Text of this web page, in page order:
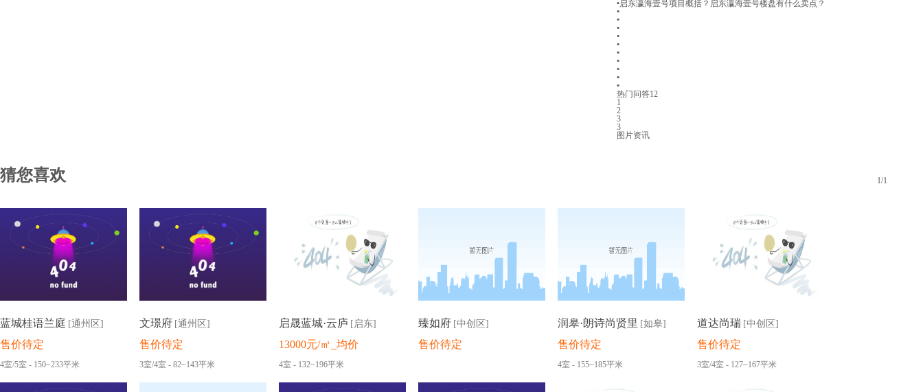
•启东瀛海壹号项目概括？启东瀛海壹号楼盘有什么卖点？
•
•
•
•
•
•
•
•
•
•
热门问答12
1
2
3
3
图片资讯
猜您喜欢 1/1
蓝城桂语兰庭 [通州区]
售价待定
4室/5室 - 150~233平米
文璟府 [通州区]
售价待定
3室/4室 - 82~143平米
启晟蓝城·云庐 [启东]
13000元/㎡_均价
4室 - 132~196平米
臻如府 [中创区]
售价待定
润皋·朗诗尚贤里 [如皋]
售价待定
4室 - 155~185平米
道达尚瑞 [中创区]
售价待定
3室/4室 - 127~167平米